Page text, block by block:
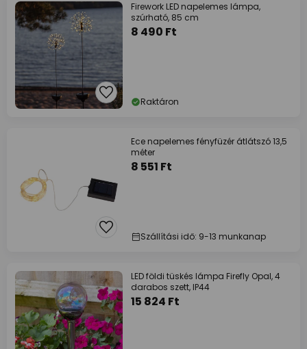
Firework LED napelemes lámpa,
szúrható, 85 cm
8 490 Ft
Raktáron
Ece napelemes fényfüzér átlátszó 13,5
méter
8 551 Ft
Szállítási idő: 9-13 munkanap
LED földi tüskés lámpa Firefly Opal, 4
darabos szett, IP44
15 824 Ft